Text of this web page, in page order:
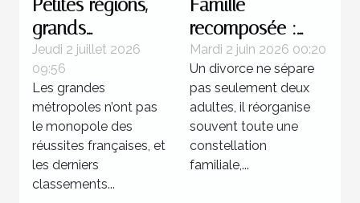
Petites régions,
grands
champions : une
réalité française
Jeudi 2 juillet 2026
09:56
Les grandes
métropoles n’ont pas
le monopole des
réussites françaises, et
les derniers
classements...
Famille
recomposée :
quels enjeux
juridiques après
une séparation ?
Mardi 2 juin 2026 00:20
Un divorce ne sépare
pas seulement deux
adultes, il réorganise
souvent toute une
constellation
familiale,...